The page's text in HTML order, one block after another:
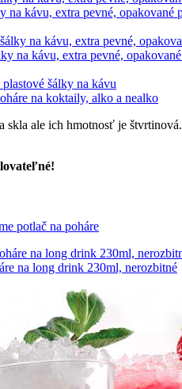
na kávu, extra pevné, opakované
na kávu, extra pevné,
na koktaily, alko a nealko
skla ale ich hmotnosť je
potlač na poháre
na long drink 230ml, nerozbitné